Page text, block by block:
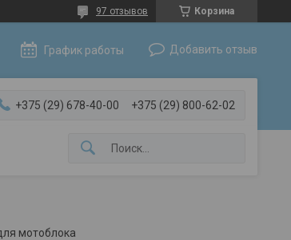
Корзина
97 отзывов
График работы Добавить отзыв
+375 (29) 678-40-00 +375 (29) 800-62-02
мотоблока